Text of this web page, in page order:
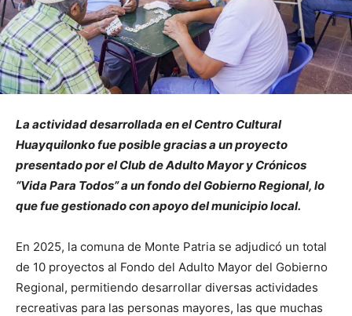
La actividad desarrollada en el Centro Cultural
Huayquilonko fue posible gracias a un proyecto
presentado por el Club de Adulto Mayor y Crónicos
“Vida Para Todos” a un fondo del Gobierno Regional, lo
que fue gestionado con apoyo del municipio local.
En 2025, la comuna de Monte Patria se adjudicó un total
de 10 proyectos al Fondo del Adulto Mayor del Gobierno
Regional, permitiendo desarrollar diversas actividades
recreativas para las personas mayores, las que muchas